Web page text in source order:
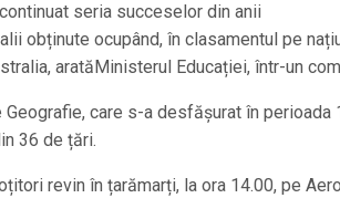
seria succeselor din anii
obținute ocupând, în clasamentul pe
aratăMinisterul Educației, într-un
care s-a desfășurat în perioada
36 de țări.
revin în țarămarți, la ora 14.00, pe